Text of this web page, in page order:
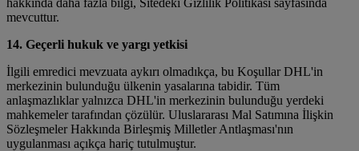
hakkında daha fazla bilgi, Sitedeki Gizlilik Politikası sayfasında
mevcuttur.
14. Geçerli hukuk ve yargı yetkisi
İlgili emredici mevzuata aykırı olmadıkça, bu Koşullar DHL'in
merkezinin bulunduğu ülkenin yasalarına tabidir. Tüm
anlaşmazlıklar yalnızca DHL'in merkezinin bulunduğu yerdeki
mahkemeler tarafından çözülür. Uluslararası Mal Satımına İlişkin
Sözleşmeler Hakkında Birleşmiş Milletler Antlaşması'nın
uygulanması açıkça hariç tutulmuştur.